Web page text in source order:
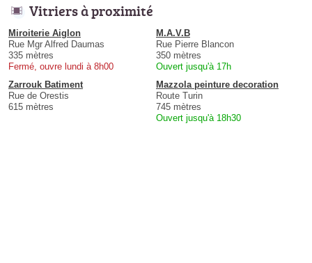
Vitriers à proximité
Miroiterie Aiglon
Rue Mgr Alfred Daumas
335 mètres
Fermé, ouvre lundi à 8h00
M.A.V.B
Rue Pierre Blancon
350 mètres
Ouvert jusqu'à 17h
Zarrouk Batiment
Rue de Orestis
615 mètres
Mazzola peinture decoration
Route Turin
745 mètres
Ouvert jusqu'à 18h30